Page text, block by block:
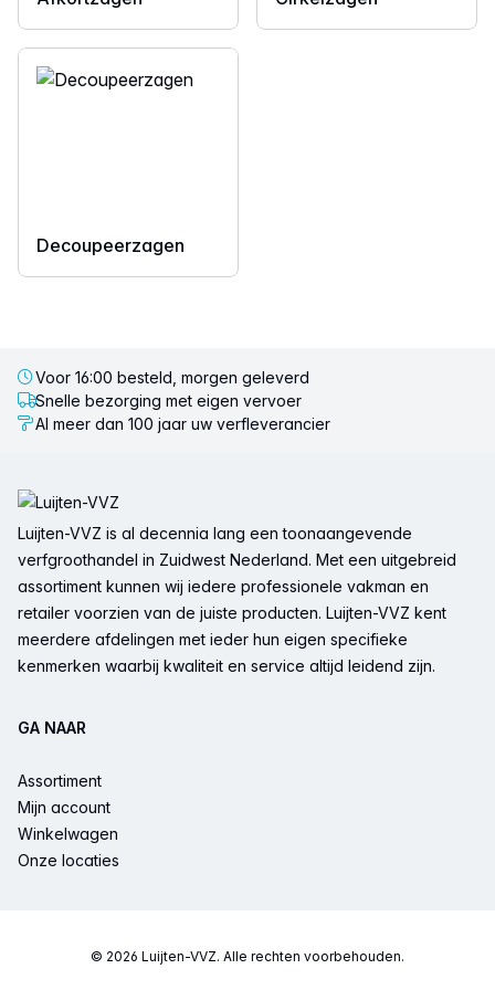
Decoupeerzagen
Voor 16:00 besteld, morgen geleverd
Snelle bezorging met eigen vervoer
Al meer dan 100 jaar uw verfleverancier
Luijten-VVZ is al decennia lang een toonaangevende
verfgroothandel in Zuidwest Nederland. Met een uitgebreid
assortiment kunnen wij iedere professionele vakman en
retailer voorzien van de juiste producten. Luijten-VVZ kent
meerdere afdelingen met ieder hun eigen specifieke
kenmerken waarbij kwaliteit en service altijd leidend zijn.
GA NAAR
Assortiment
Mijn account
Winkelwagen
Onze locaties
© 2026 Luijten-VVZ. Alle rechten voorbehouden.